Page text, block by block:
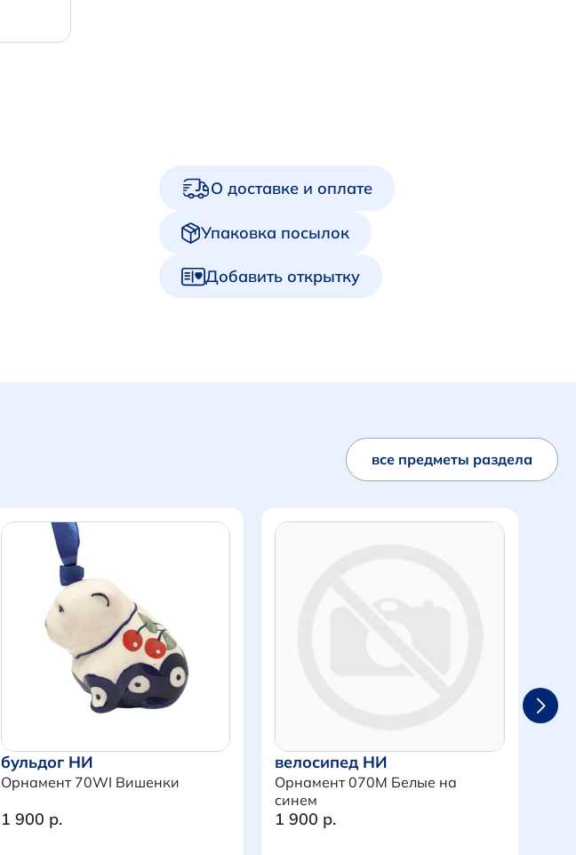
0 р.
Перейти в корзину
О доставке и оплате
Упаковка посылок
Добавить открытку
все предметы раздела
бульдог НИ
Орнамент 70WI Вишенки
1 900 р.
велосипед НИ
Орнамент 070M Белые на
синем
1 900 р.